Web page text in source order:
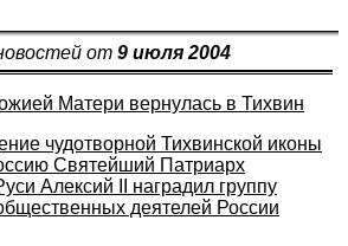
от 9 июля 2004
Матери вернулась в Тихвин
чудотворной Тихвинской иконы
Святейший Патриарх
Алексий II наградил группу
деятелей России